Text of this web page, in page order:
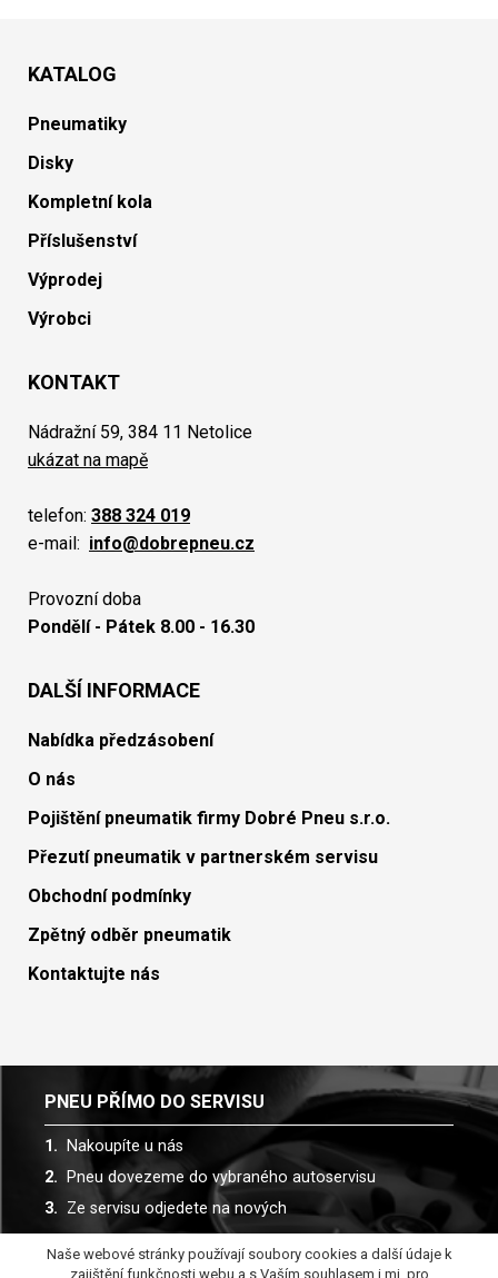
KATALOG
Pneumatiky
Disky
Kompletní kola
Příslušenství
Výprodej
Výrobci
KONTAKT
Nádražní 59, 384 11 Netolice
ukázat na mapě
telefon: 388 324 019
e-mail: info@dobrepneu.cz
Provozní doba
Pondělí - Pátek 8.00 - 16.30
DALŠÍ INFORMACE
Nabídka předzásobení
O nás
Pojištění pneumatik firmy Dobré Pneu s.r.o.
Přezutí pneumatik v partnerském servisu
Obchodní podmínky
Zpětný odběr pneumatik
Kontaktujte nás
PNEU PŘÍMO DO SERVISU
Nakoupíte u nás
Pneu dovezeme do vybraného autoservisu
Ze servisu odjedete na nových
Spolupracujeme s více než 30 autoservisy
Naše webové stránky používají soubory cookies a další údaje k
zajištění funkčnosti webu a s Vaším souhlasem i mj. pro